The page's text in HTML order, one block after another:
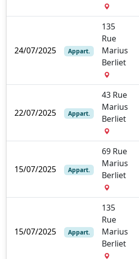
24/07/2025 Appart.
135
Rue
Marius
Berliet
22/07/2025 Appart.
43 Rue
Marius
Berliet
15/07/2025 Appart.
69 Rue
Marius
Berliet
15/07/2025 Appart.
135
Rue
Marius
Berliet